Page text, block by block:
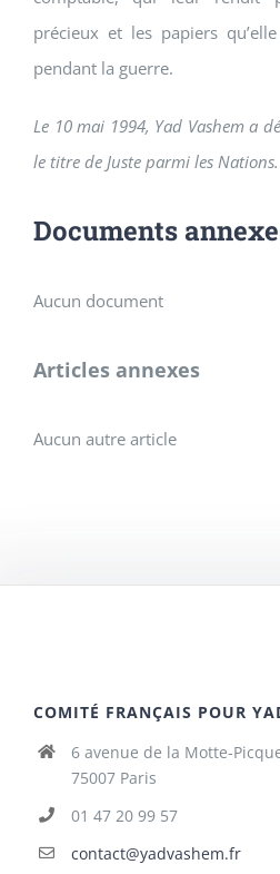
précieux et les papiers
pendant la guerre.
Le 10 mai 1994, Yad Vashem a
le titre de Juste parmi les Nations.
Documents
Aucun document
Articles annexes
Aucun autre article
COMITÉ FRANÇAIS POUR
6 avenue de la Motte-
75007 Paris
01 47 20 99 57
contact@yadvashem.fr